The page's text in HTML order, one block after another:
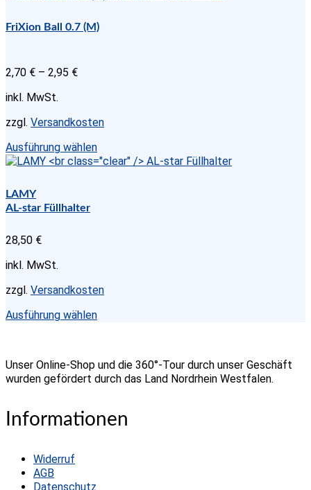
FriXion Ball 0.7 (M)
2,70 € – 2,95 €
inkl. MwSt.
zzgl. Versandkosten
Ausführung wählenDieses
Produkt
der
Produktseite
gewählt
LAMY
AL-star Füllhalter
28,50 €
inkl. MwSt.
zzgl. Versandkosten
Ausführung wählenDieses
Varianten
auf.
können
Unser Online-Shop und die 360°-Tour durch unser Geschäft
wurden gefördert durch das Land Nordrhein Westfalen.
Informationen
Widerruf
AGB
Datenschutz